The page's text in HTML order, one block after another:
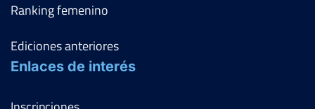
Ranking femenino
Ediciones anteriores
Enlaces de interés